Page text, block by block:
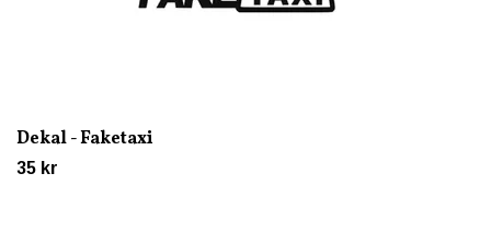
Dekal - Faketaxi
35 kr